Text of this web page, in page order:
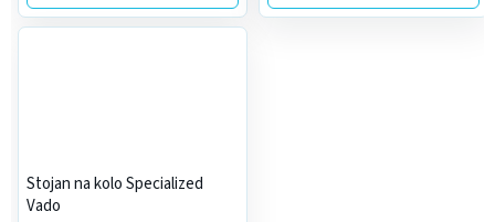
Stojan na kolo Specialized
Vado